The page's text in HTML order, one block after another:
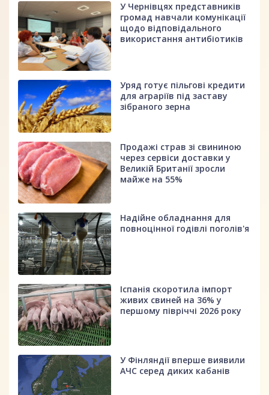
У Чернівцях представників
громад навчали комунікації
щодо відповідального
використання антибіотиків
Уряд готує пільгові кредити
для аграріїв під заставу
зібраного зерна
Продажі страв зі свининою
через сервіси доставки у
Великій Британії зросли
майже на 55%
Надійне обладнання для
повноцінної годівлі поголів'я
Іспанія скоротила імпорт
живих свиней на 36% у
першому півріччі 2026 року
У Фінляндії вперше виявили
АЧС серед диких кабанів